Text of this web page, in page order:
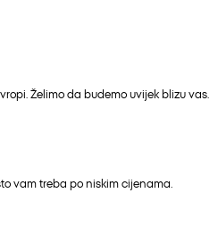
Želimo da budemo uvijek blizu vas.
vam treba po niskim cijenama.